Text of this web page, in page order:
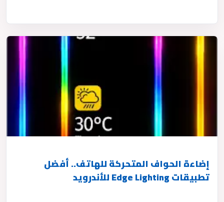
إضاءة الحواف المتحركة للهاتف.. أفضل
تطبيقات Edge Lighting للأندرويد